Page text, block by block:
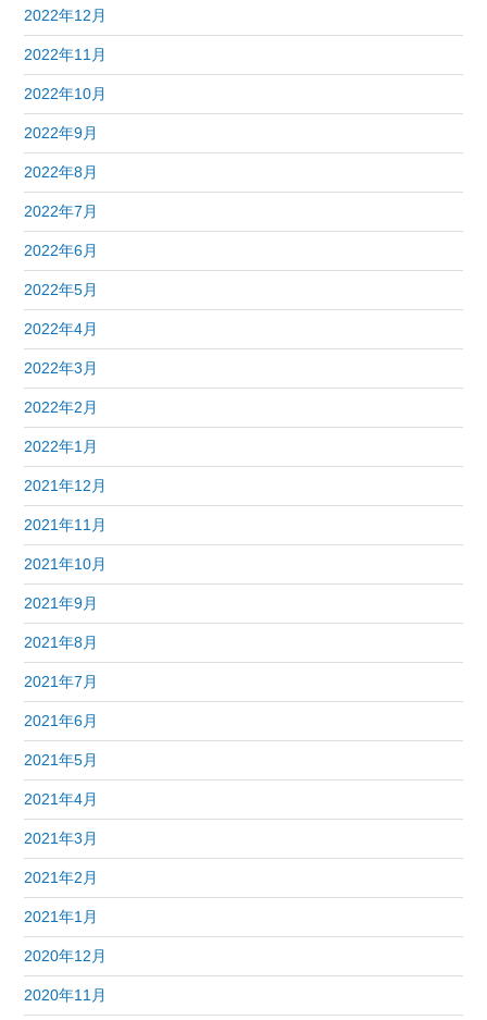
2022年12月
2022年11月
2022年10月
2022年9月
2022年8月
2022年7月
2022年6月
2022年5月
2022年4月
2022年3月
2022年2月
2022年1月
2021年12月
2021年11月
2021年10月
2021年9月
2021年8月
2021年7月
2021年6月
2021年5月
2021年4月
2021年3月
2021年2月
2021年1月
2020年12月
2020年11月